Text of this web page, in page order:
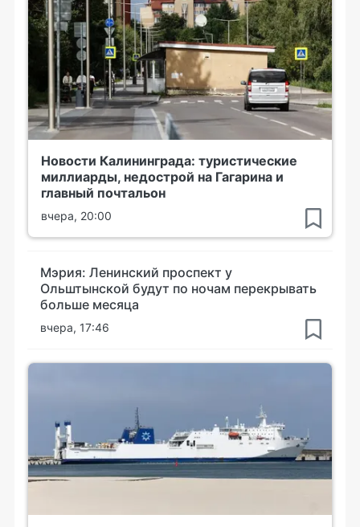
Новости Калининграда: туристические
миллиарды, недострой на Гагарина и
главный почтальон
вчера, 20:00
Мэрия: Ленинский проспект у
Ольштынской будут по ночам перекрывать
больше месяца
вчера, 17:46